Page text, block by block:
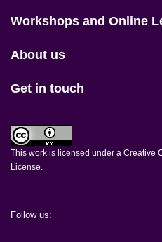
Workshops and Online
About us
Get in touch
This work is licensed under a Creative
License.
Follow us: